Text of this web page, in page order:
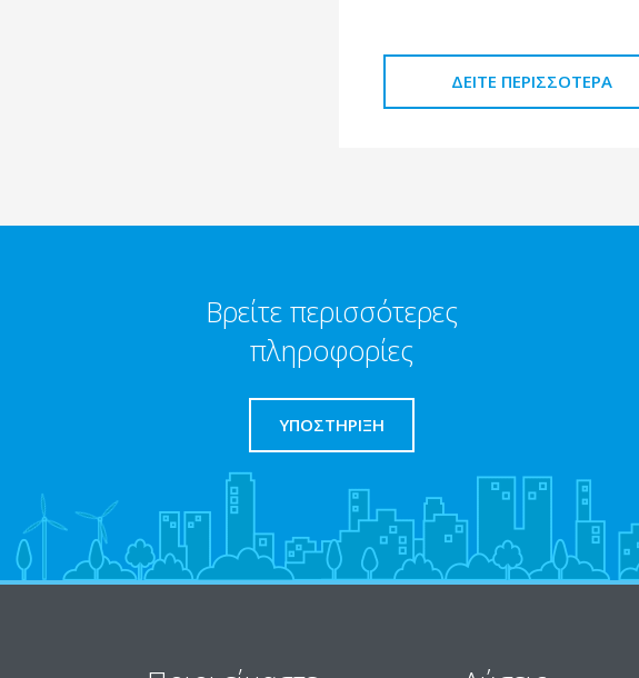
ΔΕΊΤΕ ΠΕΡΙΣΣΌΤΕΡΑ
Βρείτε περισσότερες
πληροφορίες
ΥΠΟΣΤΗΡΙΞΗ